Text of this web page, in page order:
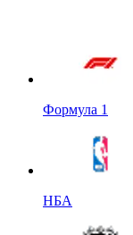
Формула 1
НБА